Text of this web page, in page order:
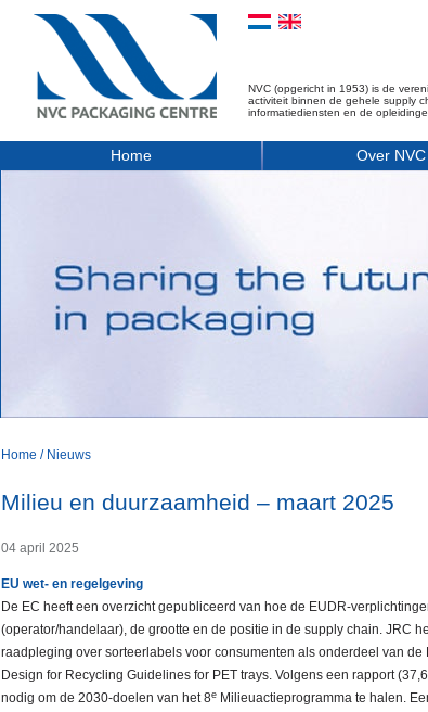
NVC (opgericht in 1953) is de
activiteit binnen de gehele supply
informatiediensten en de
Home Over NVC
Home / Nieuws
Milieu en duurzaamheid – maart 2025
04 april 2025
EU wet- en regelgeving
De EC heeft een overzicht gepubliceerd van hoe de EUDR-
(operator/handelaar), de grootte en de positie in de supply chain. JRC
raadpleging over sorteerlabels voor consumenten als onderdeel van
Design for Recycling Guidelines for PET trays. Volgens een rapport
nodig om de 2030-doelen van het 8e Milieuactieprogramma te halen.